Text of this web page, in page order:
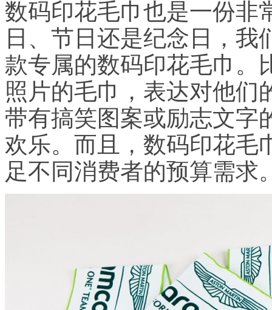
数码印花毛巾也是一份非
日、节日还是纪念日，
款专属的数码印花毛巾。
照片的毛巾，表达对他们
带有搞笑图案或励志文字
欢乐。而且，数码印花毛
足不同消费者的预算需求